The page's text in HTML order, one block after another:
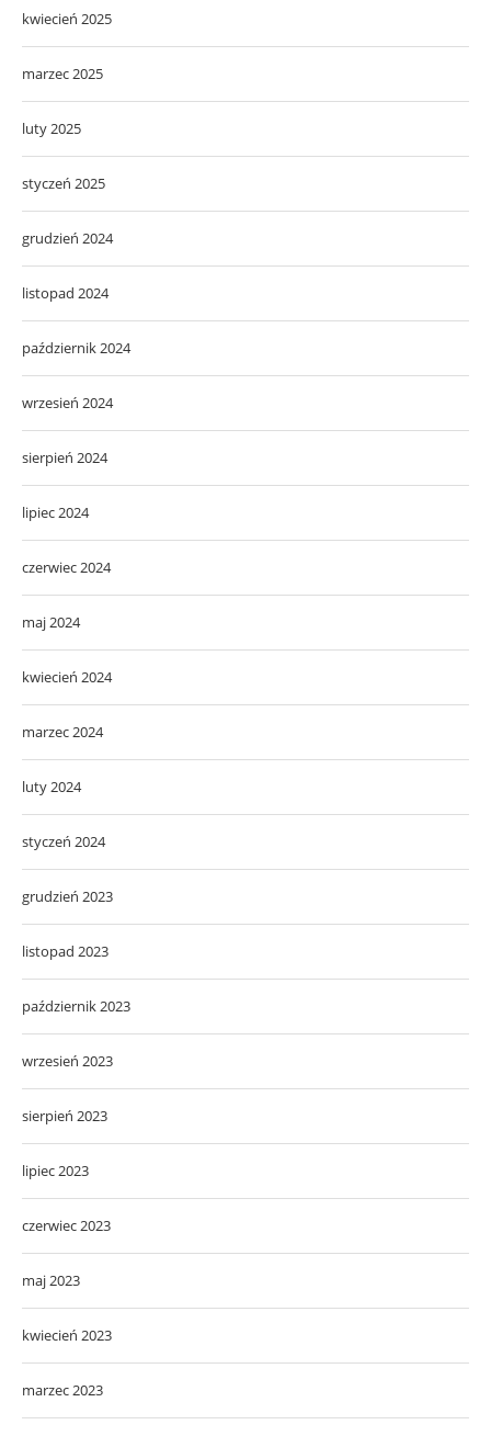
kwiecień 2025
marzec 2025
luty 2025
styczeń 2025
grudzień 2024
listopad 2024
październik 2024
wrzesień 2024
sierpień 2024
lipiec 2024
czerwiec 2024
maj 2024
kwiecień 2024
marzec 2024
luty 2024
styczeń 2024
grudzień 2023
listopad 2023
październik 2023
wrzesień 2023
sierpień 2023
lipiec 2023
czerwiec 2023
maj 2023
kwiecień 2023
marzec 2023